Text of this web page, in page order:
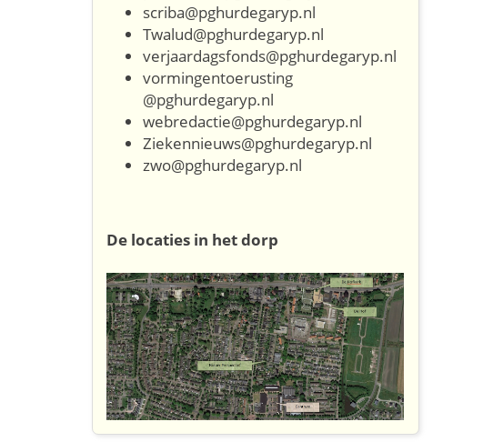
scriba@pghurdegaryp.nl
Twalud@pghurdegaryp.nl
verjaardagsfonds@pghurdegaryp.nl
vormingentoerusting
@pghurdegaryp.nl
webredactie@pghurdegaryp.nl
Ziekennieuws@pghurdegaryp.nl
zwo@pghurdegaryp.nl
De locaties in het dorp